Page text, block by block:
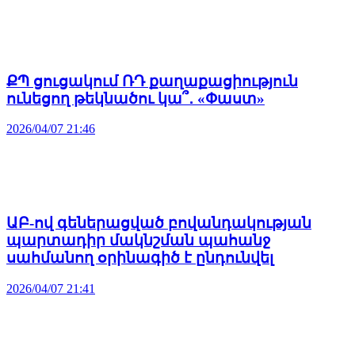
ՔՊ ցուցակում ՌԴ քաղաքացիություն
ունեցող թեկնածու կա՞․ «Փաստ»
2026/04/07 21:46
ԱԲ-ով գեներացված բովանդակության
պարտադիր մակնշման պահանջ
սահմանող օրինագիծ է ընդունվել
2026/04/07 21:41